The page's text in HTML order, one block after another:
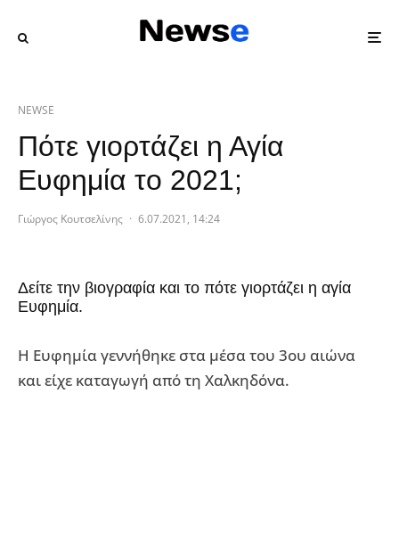
NEWSE
Πότε γιορτάζει η Αγία
Ευφημία το 2021;
Γιώργος Κουτσελίνης · 6.07.2021, 14:24
Δείτε την βιογραφία και το πότε γιορτάζει η αγία
Ευφημία.
Η Ευφημία γεννήθηκε στα μέσα του 3ου αιώνα
και είχε καταγωγή από τη Χαλκηδόνα.